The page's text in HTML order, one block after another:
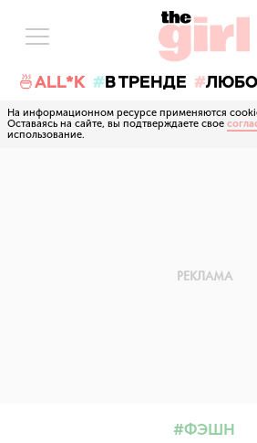
🍜ALL*K В ТРЕНДЕ
На информационном ресурсе применяются
Оставаясь на сайте, вы подтверждаете свое
использование.
ФЭШН